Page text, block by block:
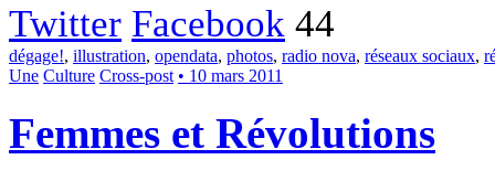
Twitter Facebook 44
dégage!, illustration, opendata, photos, radio nova, réseaux sociaux,
Une Culture Cross-post • 10 mars 2011
Femmes et Révolutions